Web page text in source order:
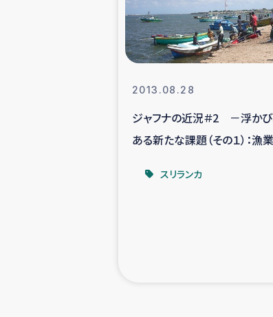
ベイル
アグロ
2013.08.28
ジャフナの近況＃2 －浮か
ある新たな課題（その１）：漁
スリランカ